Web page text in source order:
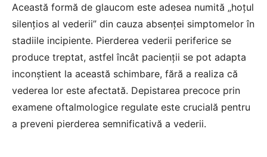
Această formă de glaucom este adesea numită „hoțul
silențios al vederii” din cauza absenței simptomelor în
stadiile incipiente. Pierderea vederii periferice se
produce treptat, astfel încât pacienții se pot adapta
inconștient la această schimbare, fără a realiza că
vederea lor este afectată. Depistarea precoce prin
examene oftalmologice regulate este crucială pentru
a preveni pierderea semnificativă a vederii.